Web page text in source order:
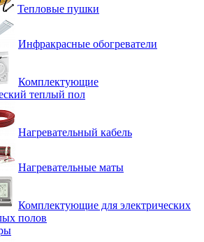
Тепловые пушки
Инфракрасные обогреватели
Комплектующие
теплый пол
Нагревательный кабель
Нагревательные маты
Комплектующие для электрических
полов